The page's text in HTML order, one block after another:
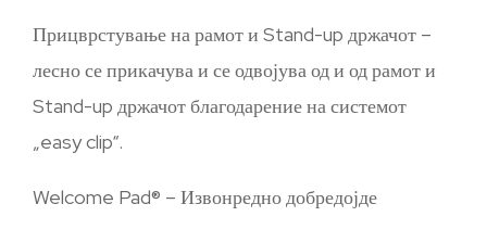
Прицврстување на рамот и Stand-up држачот –
лесно се прикачува и се одвојува од и од рамот и
Stand-up држачот благодарение на системот
„easy clip“.
Welcome Pad® – Извонредно добредојде